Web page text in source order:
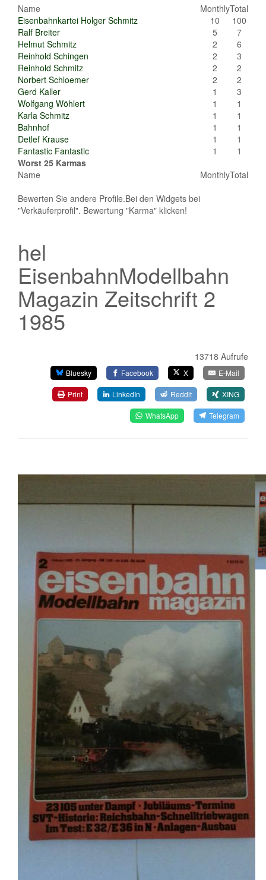
Name
MonthlyTotal
Eisenbahnkartei Holger Schmitz
10
100
Ralf Breiter
5
7
Helmut Schmitz
2
6
Reinhold Schingen
2
3
Reinhold Schmitz
2
2
Norbert Schloemer
2
2
Gerd Kaller
1
3
Wolfgang Wöhlert
1
1
Karla Schmitz
1
1
Bahnhof
1
1
Detlef Krause
1
1
Fantastic Fantastic
1
1
Worst 25 Karmas
Name
MonthlyTotal
Bewerten Sie andere Profile.Bei den Widgets bei
"Verkäuferprofil". Bewertung "Karma" klicken!
hel
EisenbahnModellbahn
Magazin Zeitschrift 2
1985
13718 Aufrufe
Bluesky Facebook X E-Mail
Print LinkedIn Reddit XING
WhatsApp Telegram